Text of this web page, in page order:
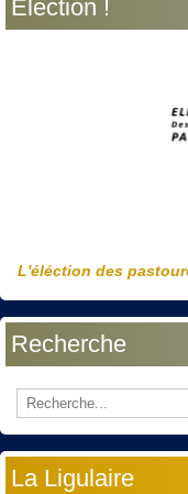
Election !
L'éléction des
Recherche
La Ligulaire